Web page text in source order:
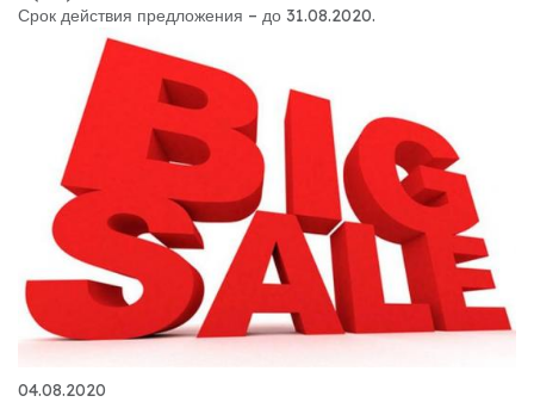
Срок действия предложения – до 31.08.2020.
04.08.2020